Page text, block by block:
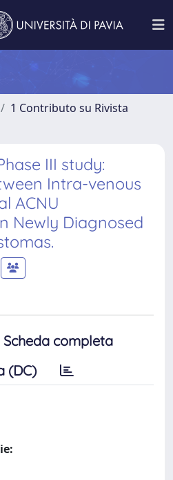
1 Contributo su Rivista
III study:
Intra-venous
ACNU
Newly Diagnosed
Scheda completa
(DC)